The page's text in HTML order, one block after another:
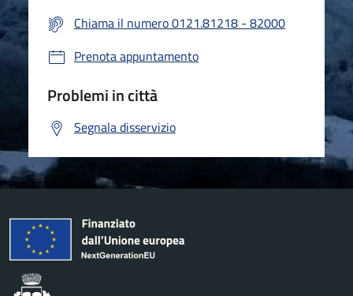
Chiama il numero 0121.81218 - 82000
Prenota appuntamento
Problemi in città
Segnala disservizio